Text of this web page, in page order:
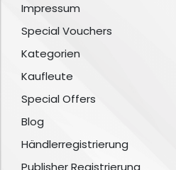
Impressum
Special Vouchers
Kategorien
Kaufleute
Special Offers
Blog
Händlerregistrierung
Publisher Registrierung